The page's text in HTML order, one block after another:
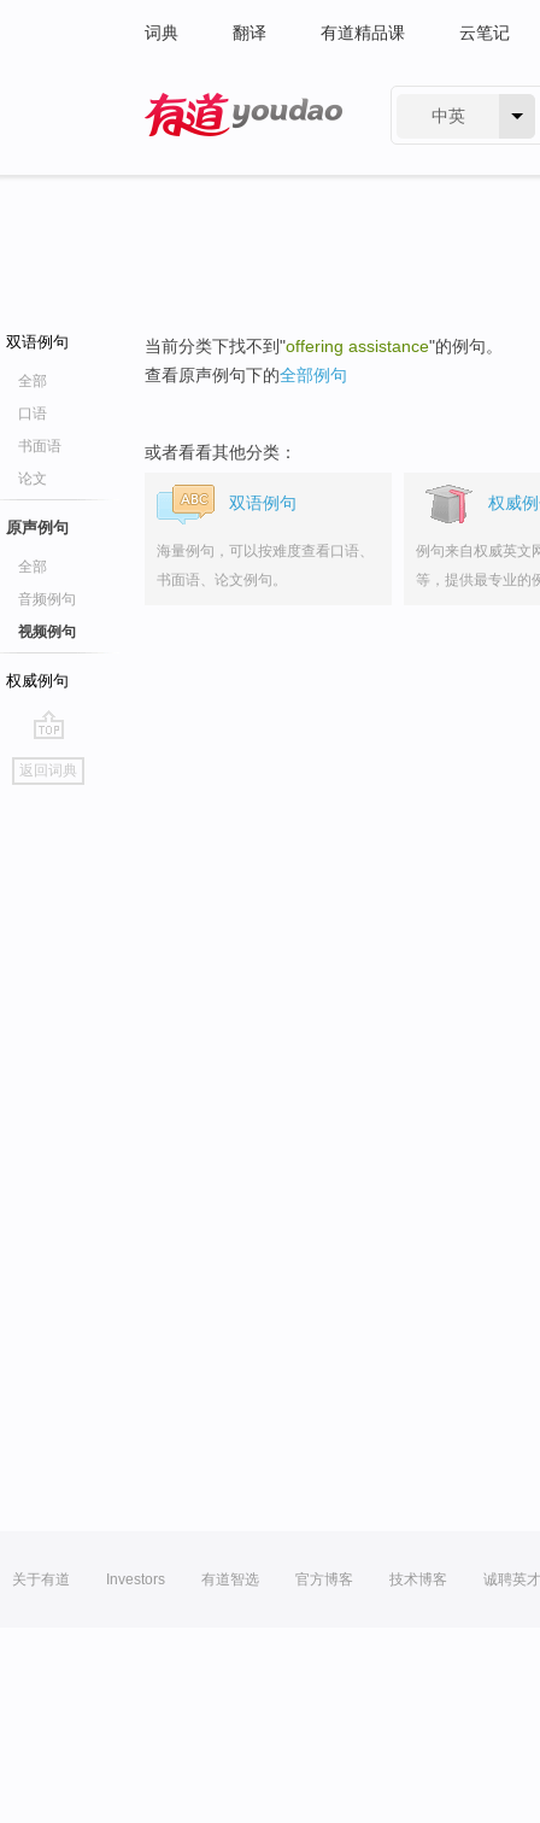
词典 翻译 有道精品课 云笔记
中英
双语例句
全部
口语
书面语
论文
原声例句
全部
音频例句
视频例句
权威例句
go
top
返回词典
当前分类下找不到"offering assistance"的例句。
查看原声例句下的全部例句
或者看看其他分类：
双语例句
海量例句，可以按难度查看口语、
书面语、论文例句。
权威
例句来自权威英文
等，提供最专业的
关于有道 Investors 有道智选 官方博客 技术博客 诚聘英才